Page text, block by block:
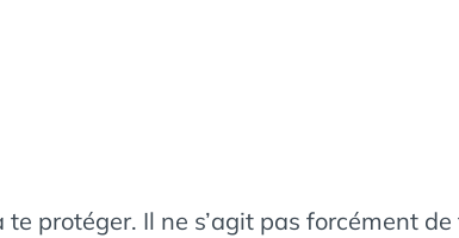
protéger. Il ne s’agit pas forcément